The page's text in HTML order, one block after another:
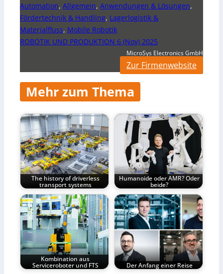
Automation, Allgemein, Anwendungen & Lösungen,
Fördertechnik & Handling, Lagerlogistik &
Materialfluss, Mobile Robotik
ROBOTIK UND PRODUKTION 6 (Nov) 2025
MicroSys Electronics GmbH
Zur Firmenwebsite
Mehr zum Thema
The history of driverless
transport systems
Humanoide oder AMR? Oder
beide?
Kombination aus
Serviceroboter und FTS Der Anfang einer Reise